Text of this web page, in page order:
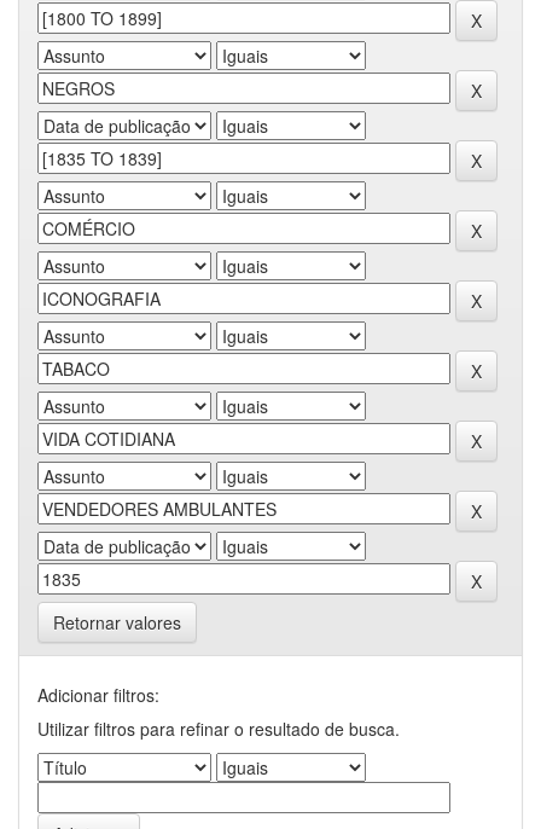
Retornar valores
Adicionar filtros:
Utilizar filtros para refinar o resultado de busca.